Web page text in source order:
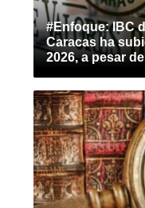
#Enfoque: IBC
Caracas ha
2026, a pesar